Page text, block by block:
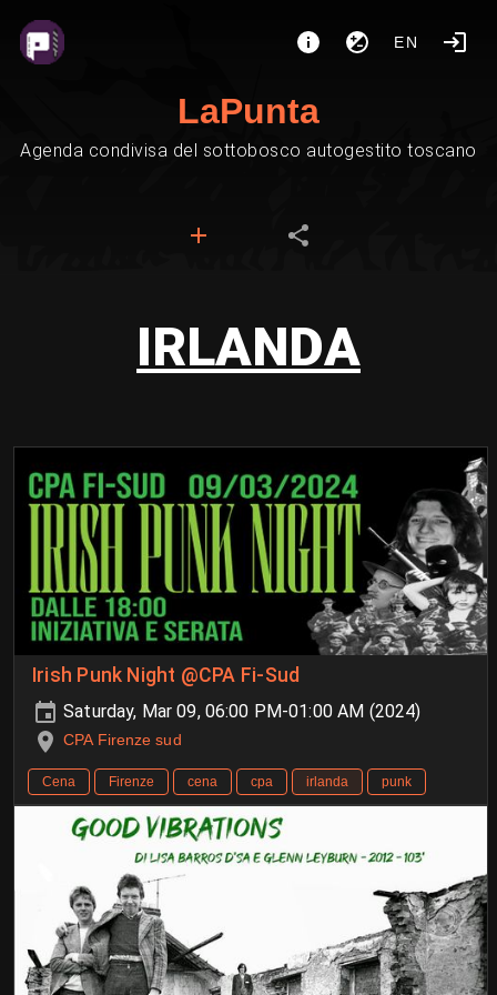
EN
LaPunta
Agenda condivisa del sottobosco autogestito toscano
IRLANDA
Irish Punk Night @CPA Fi-Sud
Saturday, Mar 09, 06:00 PM-01:00 AM (2024)
CPA Firenze sud
Cena Firenze cena cpa irlanda punk